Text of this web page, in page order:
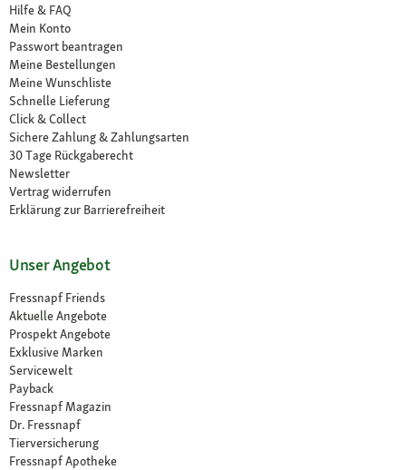
Hilfe & FAQ
Mein Konto
Passwort beantragen
Meine Bestellungen
Meine Wunschliste
Schnelle Lieferung
Click & Collect
Sichere Zahlung & Zahlungsarten
30 Tage Rückgaberecht
Newsletter
Vertrag widerrufen
Erklärung zur Barrierefreiheit
Unser Angebot
Fressnapf Friends
Aktuelle Angebote
Prospekt Angebote
Exklusive Marken
Servicewelt
Payback
Fressnapf Magazin
Dr. Fressnapf
Tierversicherung
Fressnapf Apotheke